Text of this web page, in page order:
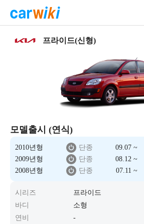
프라이드(신형)
모델출시 (연식)
2010년형 단종 09.07 ~
2009년형
단종 08.12 ~
2008년형
단종 07.11 ~
시리즈
프라이드
바디
소형
연비
-